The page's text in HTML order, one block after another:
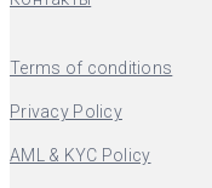
Terms of conditions
Privacy Policy
AML & KYC Policy